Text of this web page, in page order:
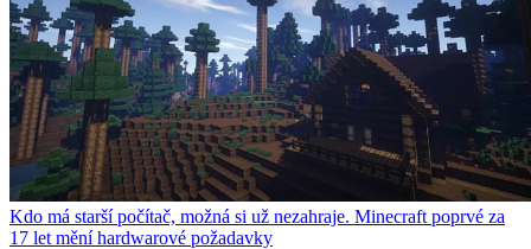
Kdo má starší počítač, možná si už nezahraje. Minecraft poprvé za
17 let mění hardwarové požadavky